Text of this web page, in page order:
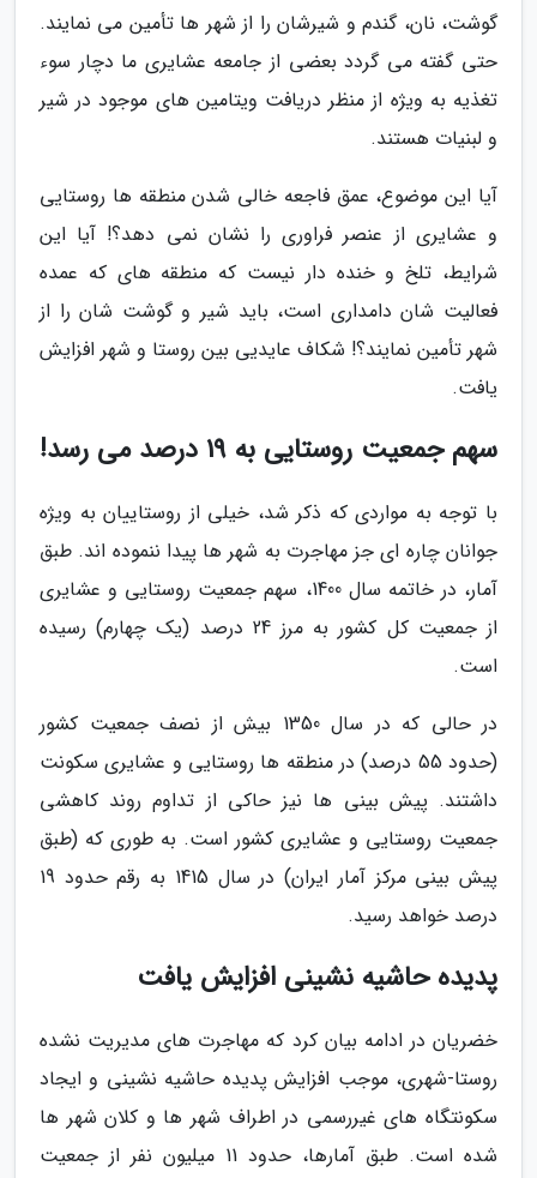
گوشت، نان، گندم و شیرشان را از شهر ها تأمین می نمایند.
حتی گفته می گردد بعضی از جامعه عشایری ما دچار سوء
تغذیه به ویژه از منظر دریافت ویتامین های موجود در شیر
و لبنیات هستند.
آیا این موضوع، عمق فاجعه خالی شدن منطقه ها روستایی
و عشایری از عنصر فراوری را نشان نمی دهد؟! آیا این
شرایط، تلخ و خنده دار نیست که منطقه های که عمده
فعالیت شان دامداری است، باید شیر و گوشت شان را از
شهر تأمین نمایند؟! شکاف عایدیی بین روستا و شهر افزایش
یافت.
سهم جمعیت روستایی به 19 درصد می رسد!
با توجه به مواردی که ذکر شد، خیلی از روستاییان به ویژه
جوانان چاره ای جز مهاجرت به شهر ها پیدا ننموده اند. طبق
آمار، در خاتمه سال 1400، سهم جمعیت روستایی و عشایری
از جمعیت کل کشور به مرز 24 درصد (یک چهارم) رسیده
است.
در حالی که در سال 1350 بیش از نصف جمعیت کشور
(حدود 55 درصد) در منطقه ها روستایی و عشایری سکونت
داشتند. پیش بینی ها نیز حاکی از تداوم روند کاهشی
جمعیت روستایی و عشایری کشور است. به طوری که (طبق
پیش بینی مرکز آمار ایران) در سال 1415 به رقم حدود 19
درصد خواهد رسید.
پدیده حاشیه نشینی افزایش یافت
خضریان در ادامه بیان کرد که مهاجرت های مدیریت نشده
روستا-شهری، موجب افزایش پدیده حاشیه نشینی و ایجاد
سکونتگاه های غیررسمی در اطراف شهر ها و کلان شهر ها
شده است. طبق آمارها، حدود 11 میلیون نفر از جمعیت